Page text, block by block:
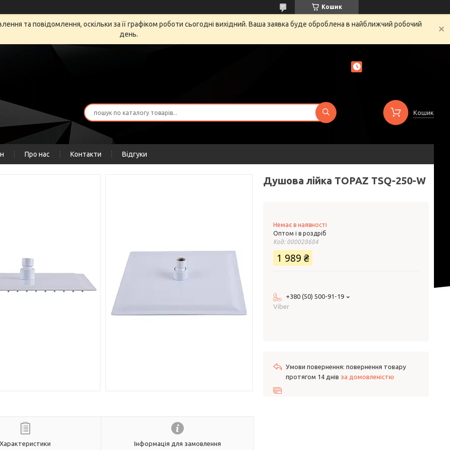
Кошик
та повідомлення, оскільки за її графіком роботи сьогодні вихідний. Ваша заявка буде оброблена в найближчий робочий
день.
Кошик
Про нас Контакти Відгуки
Характеристики Інформація для замовлення
Душова лійка TOPAZ TSQ-250-W
Немає в наявності
Оптом і в роздріб
Код: 000028684
1 989 ₴
+380 (50) 500-91-19
Viber
повернення товару
протягом 14 днів за домовленістю